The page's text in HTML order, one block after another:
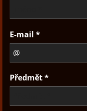
E-mail *
Předmět *